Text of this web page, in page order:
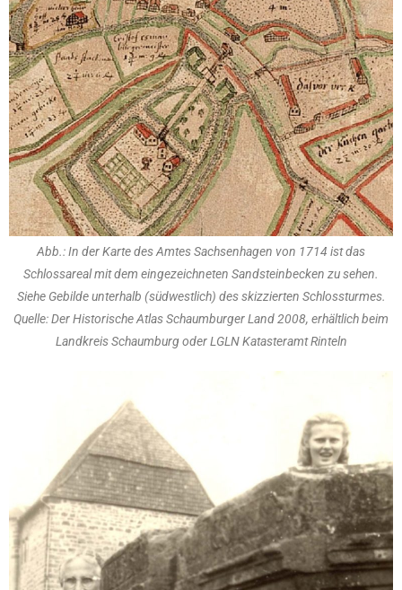
Abb.: In der Karte des Amtes Sachsenhagen von 1714 ist das
Schlossareal mit dem eingezeichneten Sandsteinbecken zu sehen.
Siehe Gebilde unterhalb (südwestlich) des skizzierten Schlossturmes.
Quelle: Der Historische Atlas Schaumburger Land 2008, erhältlich beim
Landkreis Schaumburg oder LGLN Katasteramt Rinteln